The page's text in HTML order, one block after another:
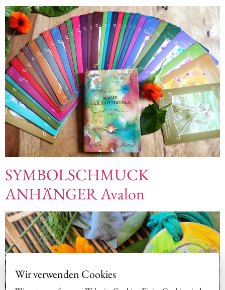
SYMBOLSCHMUCK
ANHÄNGER Avalon
Wir verwenden Cookies